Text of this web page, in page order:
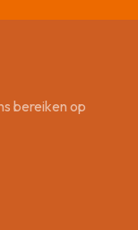
bereiken op